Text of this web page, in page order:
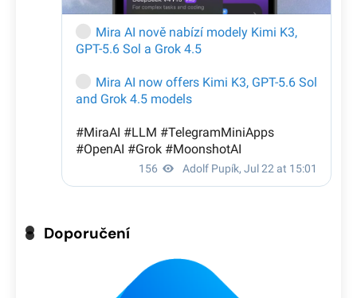
Doporučení